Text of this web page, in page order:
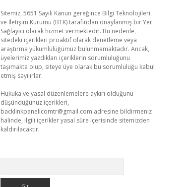
Sitemiz, 5651 Sayılı Kanun gereğince Bilgi Teknolojileri
ve İletişim Kurumu (BTK) tarafından onaylanmış bir Yer
Sağlayıcı olarak hizmet vermektedir. Bu nedenle,
sitedeki içerikleri proaktif olarak denetleme veya
araştırma yükümlülüğümüz bulunmamaktadır. Ancak,
üyelerimiz yazdıkları içeriklerin sorumluluğunu
taşımakta olup, siteye üye olarak bu sorumluluğu kabul
etmiş sayılırlar.
Hukuka ve yasal düzenlemelere aykırı olduğunu
düşündüğünüz içerikleri,
backlinkpanelicomtr@gmail.com adresine bildirmeniz
halinde, ilgili içerikler yasal süre içerisinde sitemizden
kaldırılacaktır.